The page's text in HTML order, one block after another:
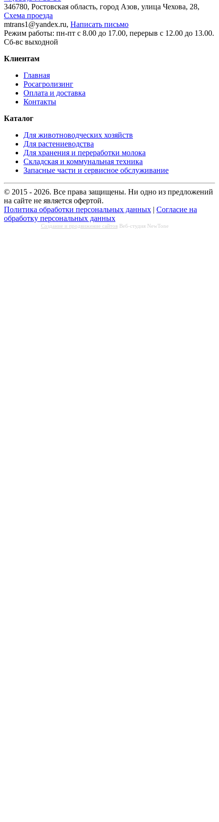
346780, Ростовская область, город Азов, улица Чехова, 28,
Схема проезда
mtrans1@yandex.ru, Написать письмо
Режим работы: пн-пт с 8.00 до 17.00, перерыв с 12.00 до 13.00.
Сб-вс выходной
Клиентам
Главная
Росагролизинг
Оплата и доставка
Контакты
Каталог
Для животноводческих хозяйств
Для растениеводства
Для хранения и переработки молока
Складская и коммунальная техника
Запасные части и сервисное обслуживание
© 2015 - 2026. Все права защищены. Ни одно из предложений
на сайте не является офертой.
Политика обработки персональных данных | Согласие на
обработку персональных данных
Создание и продвижение сайтовВеб-студия NewTone